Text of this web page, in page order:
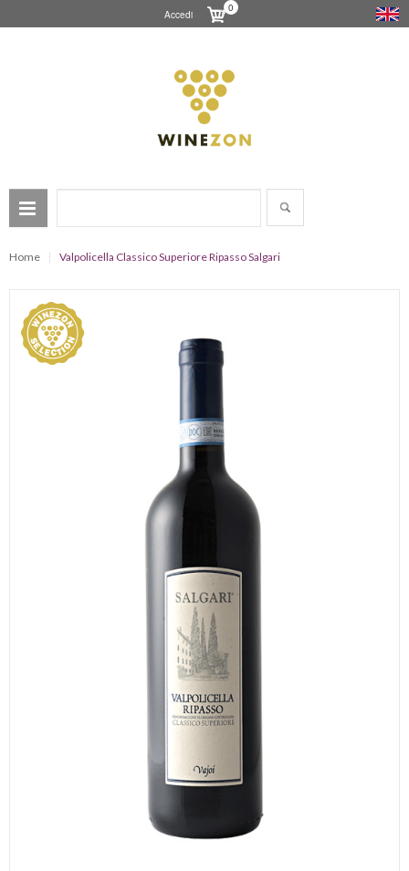
Accedi
0
Home Valpolicella Classico Superiore Ripasso Salgari